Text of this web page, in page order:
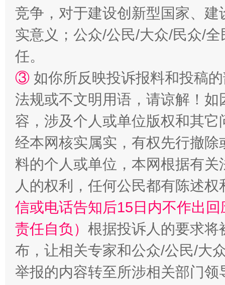
“蜀中异人”王建安的艺术幻境
竞争，对于建设创新型国家、
实意义；公众/公民/大众/民众/
任。
③ 如你所反映投诉报料和投稿
法规或不文明用语，请谅解！
容，涉及个人或单位版权和其它
经本网核实属实，有权先行撤
料的个人或单位，本网根据有
人的权利，任何公民都有陈述
信或电话告知后15日内不作出
责任自负） 根据投诉人的要求将
布，让相关专家和公众/公民/大
举报的内容转至所涉相关部门